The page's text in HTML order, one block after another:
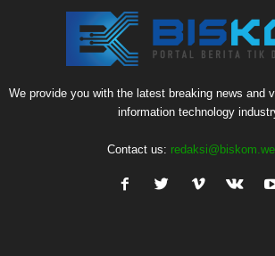
We provide you with the latest breaking news and
information technology
Contact us: